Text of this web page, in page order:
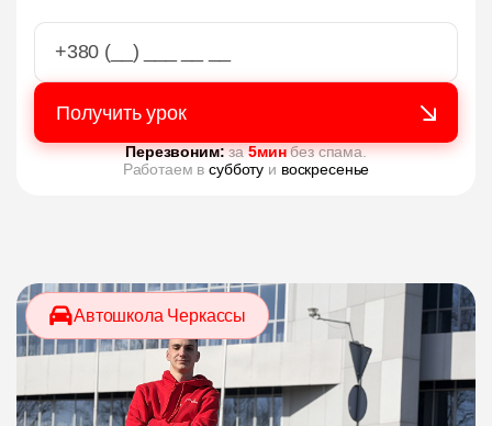
Перезвоним:за5минбез спама.
Работаем всубботу и воскресенье
Автошкола Черкассы